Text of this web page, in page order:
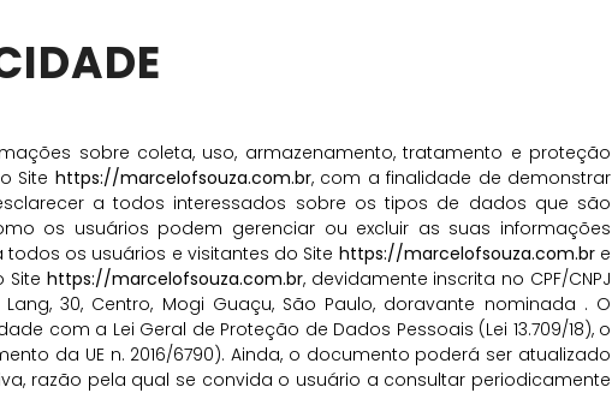
sobre coleta, uso, armazenamento, tratamento e proteção
Site https://marcelofsouza.com.br, com a finalidade de demonstrar
a todos interessados sobre os tipos de dados que são
os usuários podem gerenciar ou excluir as suas informações
os usuários e visitantes do Site https://marcelofsouza.com.bre
Site https://marcelofsouza.com.br, devidamente inscrita no CPF/CNPJ
30, Centro, Mogi Guaçu, São Paulo, doravante nominada . O
com a Lei Geral de Proteção de Dados Pessoais (Lei 13.709/18), o
da UE n. 2016/6790). Ainda, o documento poderá ser atualizado
razão pela qual se convida o usuário a consultar periodicamente